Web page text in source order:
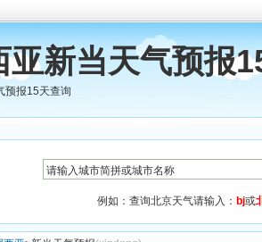
亚新当天气预报
预报15天查询
例如：查询北京天气请输入： bj或